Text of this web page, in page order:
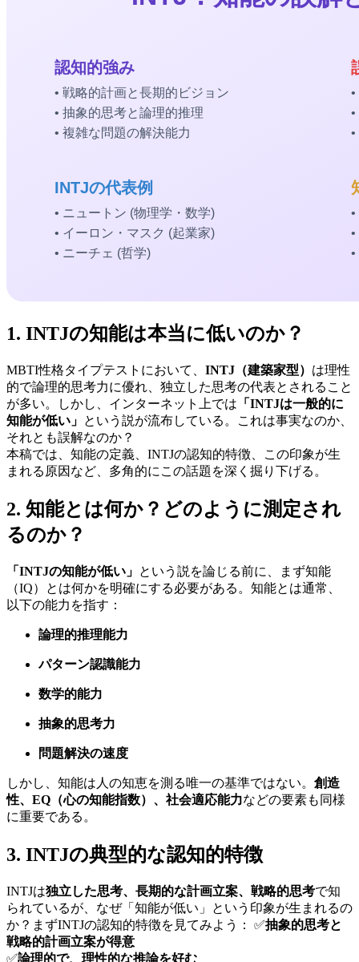
1. INTJの知能は本当に低いのか？
MBTI性格タイプテストにおいて、 INTJ（建築家型） は理性
的で論理的思考力に優れ、独立した思考の代表とされること
が多い。しかし、インターネット上では 「INTJは一般的に
知能が低い」 という説が流布している。これは事実なのか、
それとも誤解なのか？
本稿では、知能の定義、INTJの認知的特徴、この印象が生
まれる原因など、多角的にこの話題を深く掘り下げる。
2. 知能とは何か？どのように測定され
るのか？
「INTJの知能が低い」 という説を論じる前に、まず知能
（IQ）とは何かを明確にする必要がある。知能とは通常、
以下の能力を指す：
論理的推理能力
パターン認識能力
数学的能力
抽象的思考力
問題解決の速度
しかし、知能は人の知恵を測る唯一の基準ではない。 創造
性、EQ（心の知能指数）、社会適応能力などの要素も同様
に重要である。
3. INTJの典型的な認知的特徴
INTJは独立した思考、長期的な計画立案、戦略的思考で知
られているが、なぜ「知能が低い」という印象が生まれるの
か？まずINTJの認知的特徴を見てみよう： ✅抽象的思考と
戦略的計画立案が得意
✅論理的で、理性的な推論を好む